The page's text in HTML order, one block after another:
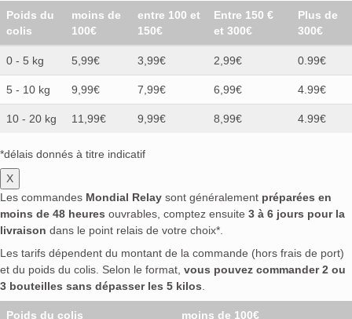
Poids du
colis
moins de
100€
entre 100 et
150€
Entre 150 €
et 300€
Plus de
300€
0 - 5 kg 5,99€ 3,99€ 2,99€ 0.99€
5 - 10 kg 9,99€ 7,99€ 6,99€ 4.99€
10 - 20 kg 11,99€ 9,99€ 8,99€ 4.99€
*délais donnés à titre indicatif
X
Les commandes Mondial Relay sont généralement préparées en
moins de 48 heures ouvrables, comptez ensuite 3 à 6 jours pour la
livraison dans le point relais de votre choix*.
Les tarifs dépendent du montant de la commande (hors frais de port)
et du poids du colis. Selon le format, vous pouvez commander 2 ou
3 bouteilles sans dépasser les 5 kilos
Poids du colis moins de 100€